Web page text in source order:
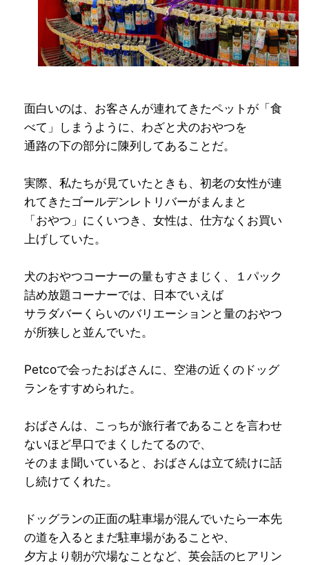
面白いのは、お客さんが連れてきたペットが「食
べて」しまうように、わざと犬のおやつを
通路の下の部分に陳列してあることだ。
実際、私たちが見ていたときも、初老の女性が連
れてきたゴールデンレトリバーがまんまと
「おやつ」にくいつき、女性は、仕方なくお買い
上げしていた。
犬のおやつコーナーの量もすさまじく、１パック
詰め放題コーナーでは、日本でいえば
サラダバーくらいのバリエーションと量のおやつ
が所狭しと並んでいた。
Petcoで会ったおばさんに、空港の近くのドッグ
ランをすすめられた。
おばさんは、こっちが旅行者であることを言わせ
ないほど早口でまくしたてるので、
そのまま聞いていると、おばさんは立て続けに話
し続けてくれた。
ドッグランの正面の駐車場が混んでいたら一本先
の道を入るとまだ駐車場があることや、
夕方より朝が穴場なことなど、英会話のヒアリン